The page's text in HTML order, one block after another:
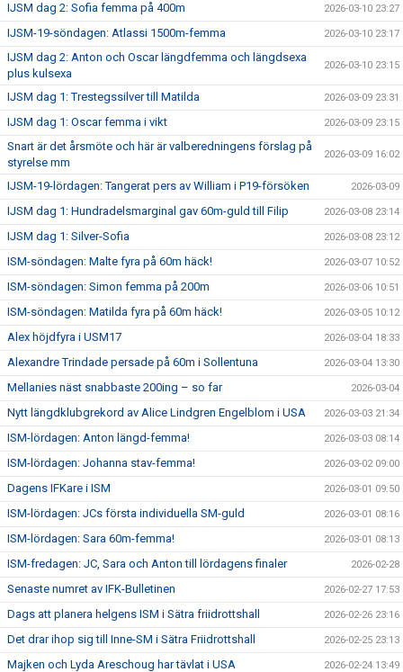
IJSM dag 2: Sofia femma på 400m 2026-03-10 23:27
IJSM-19-söndagen: Atlassi 1500m-femma 2026-03-10 23:17
IJSM dag 2: Anton och Oscar längdfemma och längdsexa
plus kulsexa
2026-03-10 23:15
IJSM dag 1: Trestegssilver till Matilda 2026-03-09 23:31
IJSM dag 1: Oscar femma i vikt 2026-03-09 23:15
Snart är det årsmöte och här är valberedningens förslag på
styrelse mm
2026-03-09 16:02
IJSM-19-lördagen: Tangerat pers av William i P19-försöken 2026-03-09
IJSM dag 1: Hundradelsmarginal gav 60m-guld till Filip 2026-03-08 23:14
IJSM dag 1: Silver-Sofia 2026-03-08 23:12
ISM-söndagen: Malte fyra på 60m häck! 2026-03-07 10:52
ISM-söndagen: Simon femma på 200m 2026-03-06 10:51
ISM-söndagen: Matilda fyra på 60m häck! 2026-03-05 10:12
Alex höjdfyra i USM17 2026-03-04 18:33
Alexandre Trindade persade på 60m i Sollentuna 2026-03-04 13:30
Mellanies näst snabbaste 200ing – so far 2026-03-04
Nytt längdklubgrekord av Alice Lindgren Engelblom i USA 2026-03-03 21:34
ISM-lördagen: Anton längd-femma! 2026-03-03 08:14
ISM-lördagen: Johanna stav-femma! 2026-03-02 09:00
Dagens IFKare i ISM 2026-03-01 09:50
ISM-lördagen: JCs första individuella SM-guld 2026-03-01 08:16
ISM-lördagen: Sara 60m-femma! 2026-03-01 08:13
ISM-fredagen: JC, Sara och Anton till lördagens finaler 2026-02-28
Senaste numret av IFK-Bulletinen 2026-02-27 17:53
Dags att planera helgens ISM i Sätra friidrottshall 2026-02-26 23:16
Det drar ihop sig till Inne-SM i Sätra Friidrottshall 2026-02-25 23:13
Majken och Lyda Areschoug har tävlat i USA 2026-02-24 13:49